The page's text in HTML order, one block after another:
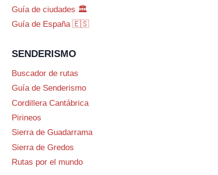
Guía de ciudades 🏛️
Guía de España 🇪🇸
SENDERISMO
Buscador de rutas
Guía de Senderismo
Cordillera Cantábrica
Pirineos
Sierra de Guadarrama
Sierra de Gredos
Rutas por el mundo